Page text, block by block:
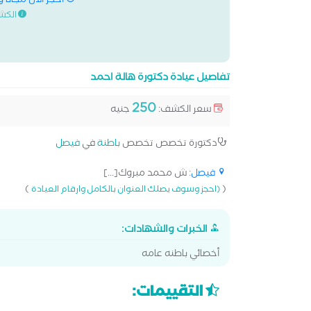
تفاصيل عيادة دكتورة هالة احمد
سعر الكشف:250جنيه
دكتورة تخصص تخصصباطنةفيفيصل
فيصل: ش محمد مبروك[...]
((احجز وسوف يصلك العنوان بالكامل وارقام العيادة)
الخبرات والشهادات:
أخصائي باطنه عامه
التقييمات: